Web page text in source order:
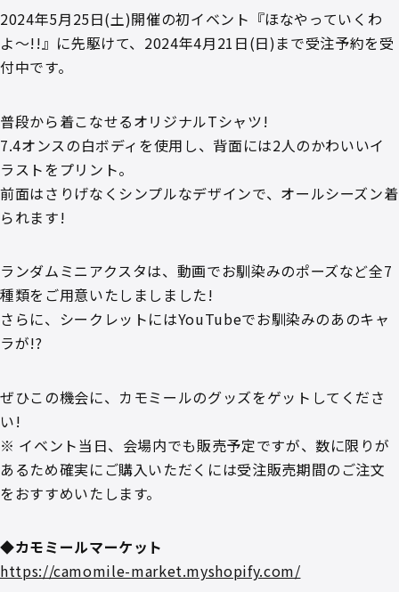
2024年5月25日(土)開催の初イベント『ほなやっていくわ
よ〜!!』に先駆けて、2024年4月21日(日)まで受注予約を受
付中です。
普段から着こなせるオリジナルTシャツ!
7.4オンスの白ボディを使用し、背面には2人のかわいいイ
ラストをプリント。
前面はさりげなくシンプルなデザインで、オールシーズン着
られます!
ランダムミニアクスタは、動画でお馴染みのポーズなど全7
種類をご用意いたしましました!
さらに、シークレットにはYouTubeでお馴染みのあのキャ
ラが!?
ぜひこの機会に、カモミールのグッズをゲットしてくださ
い!
※ イベント当日、会場内でも販売予定ですが、数に限りが
あるため確実にご購入いただくには受注販売期間のご注文
をおすすめいたします。
◆カモミールマーケット
https://camomile-market.myshopify.com/